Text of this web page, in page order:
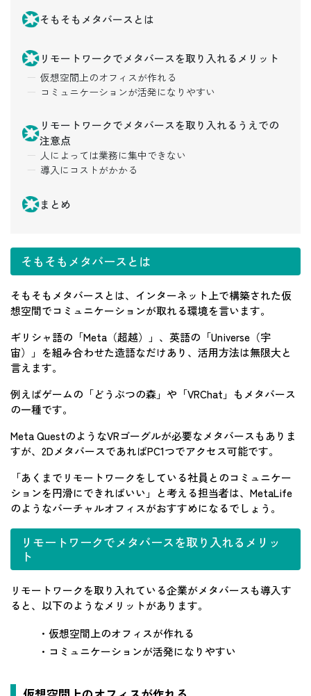
そもそもメタバースとは
リモートワークでメタバースを取り入れるメリット
仮想空間上のオフィスが作れる
コミュニケーションが活発になりやすい
リモートワークでメタバースを取り入れるうえでの
注意点
人によっては業務に集中できない
導入にコストがかかる
まとめ
そもそもメタバースとは
そもそもメタバースとは、インターネット上で構築された仮
想空間でコミュニケーションが取れる環境を言います。
ギリシャ語の「Meta（超越）」、英語の「Universe（宇
宙）」を組み合わせた造語なだけあり、活用方法は無限大と
言えます。
例えばゲームの「どうぶつの森」や「VRChat」もメタバース
の一種です。
Meta QuestのようなVRゴーグルが必要なメタバースもありま
すが、2DメタバースであればPC1つでアクセス可能です。
「あくまでリモートワークをしている社員とのコミュニケー
ションを円滑にできればいい」と考える担当者は、MetaLife
のようなバーチャルオフィスがおすすめになるでしょう。
リモートワークでメタバースを取り入れるメリッ
ト
リモートワークを取り入れている企業がメタバースも導入す
ると、以下のようなメリットがあります。
・仮想空間上のオフィスが作れる
・コミュニケーションが活発になりやすい